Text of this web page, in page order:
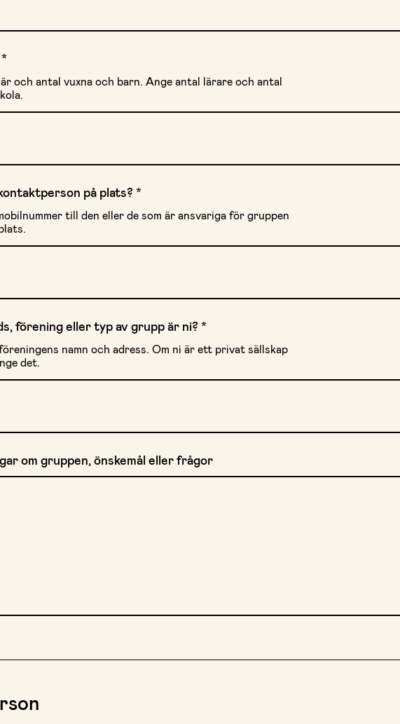
*
och antal vuxna och barn. Ange antal lärare och antal
på plats? *
till den eller de som är ansvariga för gruppen
förening eller typ av grupp är ni? *
namn och adress. Om ni är ett privat sällskap
det.
om gruppen, önskemål eller frågor